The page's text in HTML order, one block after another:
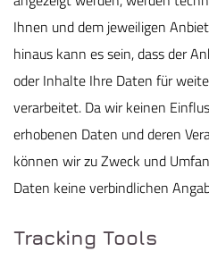
Ihnen und dem jeweiligen
hinaus kann es sein, dass der
oder Inhalte Ihre Daten für
verarbeitet. Da wir keinen
erhobenen Daten und deren
können wir zu Zweck und
Daten keine verbindlichen
Tracking Tools